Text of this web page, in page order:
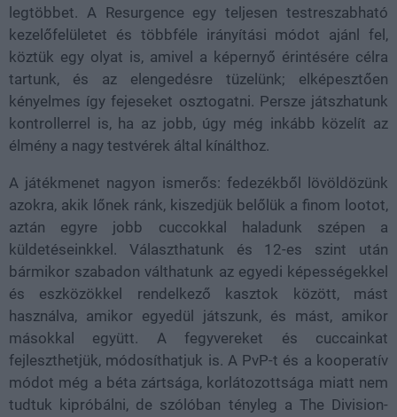
legtöbbet. A Resurgence egy teljesen testreszabható
kezelőfelületet és többféle irányítási módot ajánl fel,
köztük egy olyat is, amivel a képernyő érintésére célra
tartunk, és az elengedésre tüzelünk; elképesztően
kényelmes így fejeseket osztogatni. Persze játszhatunk
kontrollerrel is, ha az jobb, úgy még inkább közelít az
élmény a nagy testvérek által kínálthoz.
A játékmenet nagyon ismerős: fedezékből lövöldözünk
azokra, akik lőnek ránk, kiszedjük belőlük a finom lootot,
aztán egyre jobb cuccokkal haladunk szépen a
küldetéseinkkel. Választhatunk és 12-es szint után
bármikor szabadon válthatunk az egyedi képességekkel
és eszközökkel rendelkező kasztok között, mást
használva, amikor egyedül játszunk, és mást, amikor
másokkal együtt. A fegyvereket és cuccainkat
fejleszthetjük, módosíthatjuk is. A PvP-t és a kooperatív
módot még a béta zártsága, korlátozottsága miatt nem
tudtuk kipróbálni, de szólóban tényleg a The Division-